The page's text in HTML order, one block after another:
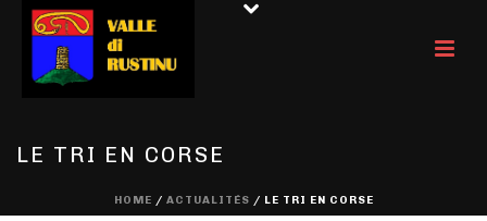
LE TRI EN CORSE
HOME / ACTUALITÉS / LE TRI EN CORSE